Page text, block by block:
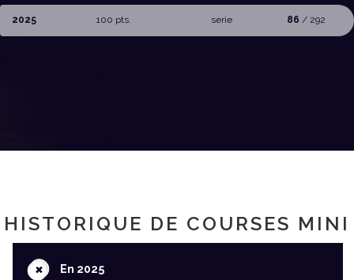
2025 100 pts. serie 86 / 292
HISTORIQUE DE COURSES MINI
+En 2025